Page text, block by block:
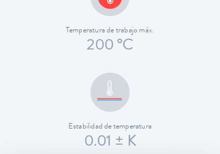
Temperatura de trabajo máx.
200 °C
Estabilidad de temperatura
0.01 ± K